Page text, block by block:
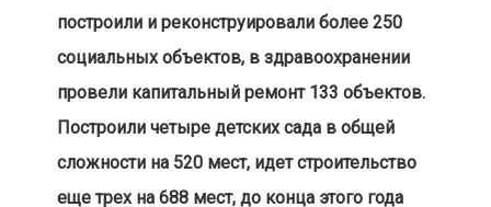
построили и реконструировали более 250
социальных объектов, в здравоохранении
провели капитальный ремонт 133 объектов.
Построили четыре детских сада в общей
сложности на 520 мест, идет строительство
еще трех на 688 мест, до конца этого года